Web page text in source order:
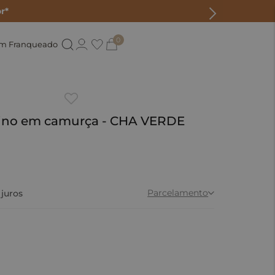
Franqueado 0
em camurça - CHA VERDE
Parcelamento